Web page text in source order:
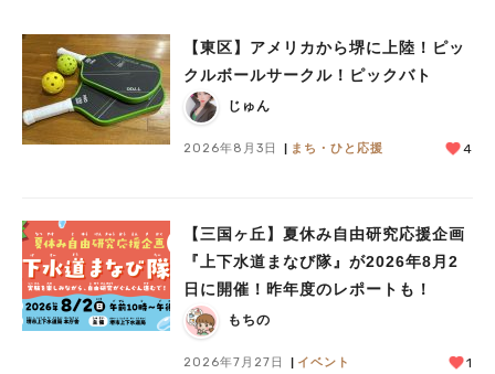
【東区】アメリカから堺に上陸！ピッ
クルボールサークル！ピックバト
じゅん
2026年8月3日 まち・ひと応援 4
【三国ヶ丘】夏休み自由研究応援企画
『上下水道まなび隊』が2026年8月2
日に開催！昨年度のレポートも！
もちの
2026年7月27日 イベント 1